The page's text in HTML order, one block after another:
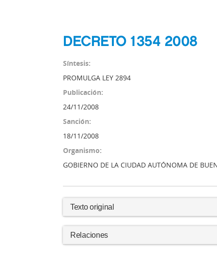
DECRETO 1354 2008
Síntesis:
PROMULGA LEY 2894
Publicación:
24/11/2008
Sanción:
18/11/2008
Organismo:
GOBIERNO DE LA CIUDAD AUTÓNOMA DE
Texto original
Relaciones